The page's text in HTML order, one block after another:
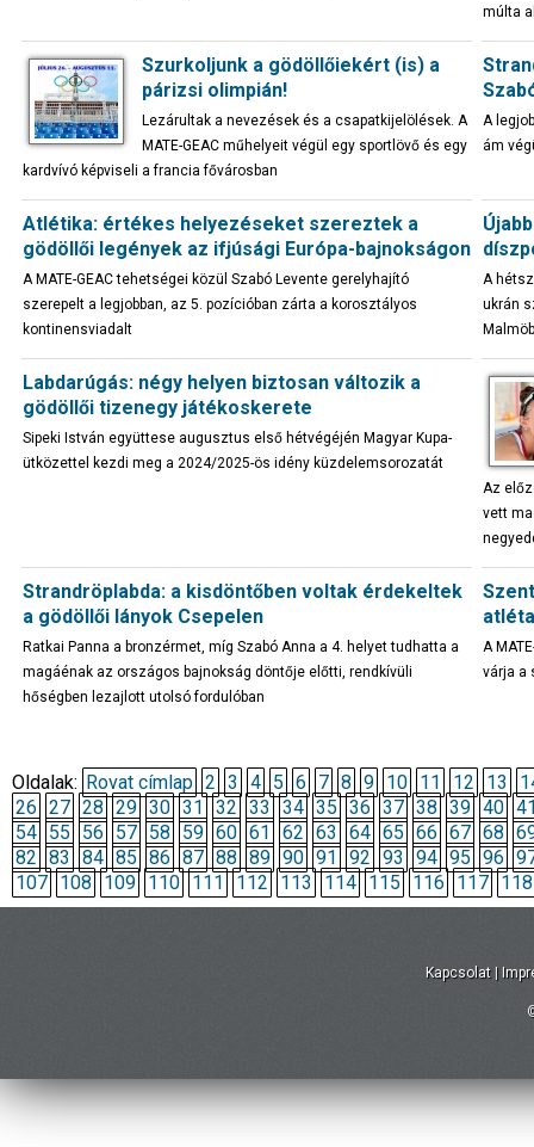
múlta
Szurkoljunk a gödöllőiekért (is) a
párizsi olimpián!
Lezárultak a nevezések és a csapatkijelölések. A
MATE-GEAC műhelyeit végül egy sportlövő és egy
kardvívó képviseli a francia fővárosban
A
ám
Atlétika: értékes helyezéseket szereztek a
gödöllői legények az ifjúsági Európa-bajnokságon
A MATE-GEAC tehetségei közül Szabó Levente gerelyhajító
szerepelt a legjobban, az 5. pozícióban zárta a korosztályos
kontinensviadalt
A
ukrán
Labdarúgás: négy helyen biztosan változik a
gödöllői tizenegy játékoskerete
Sipeki István együttese augusztus első hétvégéjén Magyar Kupa-
ütközettel kezdi meg a 2024/2025-ös idény küzdelemsorozatát
Az
vett
Strandröplabda: a kisdöntőben voltak érdekeltek
a gödöllői lányok Csepelen
Ratkai Panna a bronzérmet, míg Szabó Anna a 4. helyet tudhatta a
magáénak az országos bajnokság döntője előtti, rendkívüli
hőségben lezajlott utolsó fordulóban
A
várja a
Oldalak: Rovat címlap 2 3 4 5 6 7 8 9 10 11 12 13
26 27 28 29 30 31 32 33 34 35 36 37 38 39 40
54 55 56 57 58 59 60 61 62 63 64 65 66 67 68
82 83 84 85 86 87 88 89 90 91 92 93 94 95 96
107 108 109 110 111 112 113 114 115 116 117 118
Kapcsolat |